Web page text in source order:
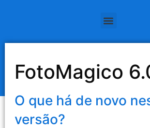
FotoMagico
O que há de novo
versão?